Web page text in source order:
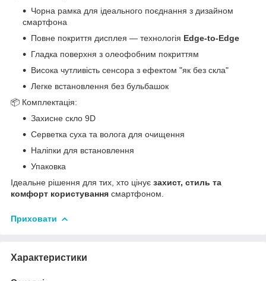
Чорна рамка для ідеального поєднання з дизайном
смартфона
Повне покриття дисплея — технологія Edge-to-Edge
Гладка поверхня з олеофобним покриттям
Висока чутливість сенсора з ефектом "як без скла"
Легке встановлення без бульбашок
📦 Комплектація:
Захисне скло 9D
Серветка суха та волога для очищення
Наліпки для встановлення
Упаковка
Ідеальне рішення для тих, хто цінує захист, стиль та
комфорт користування смартфоном.
Приховати
Характеристики